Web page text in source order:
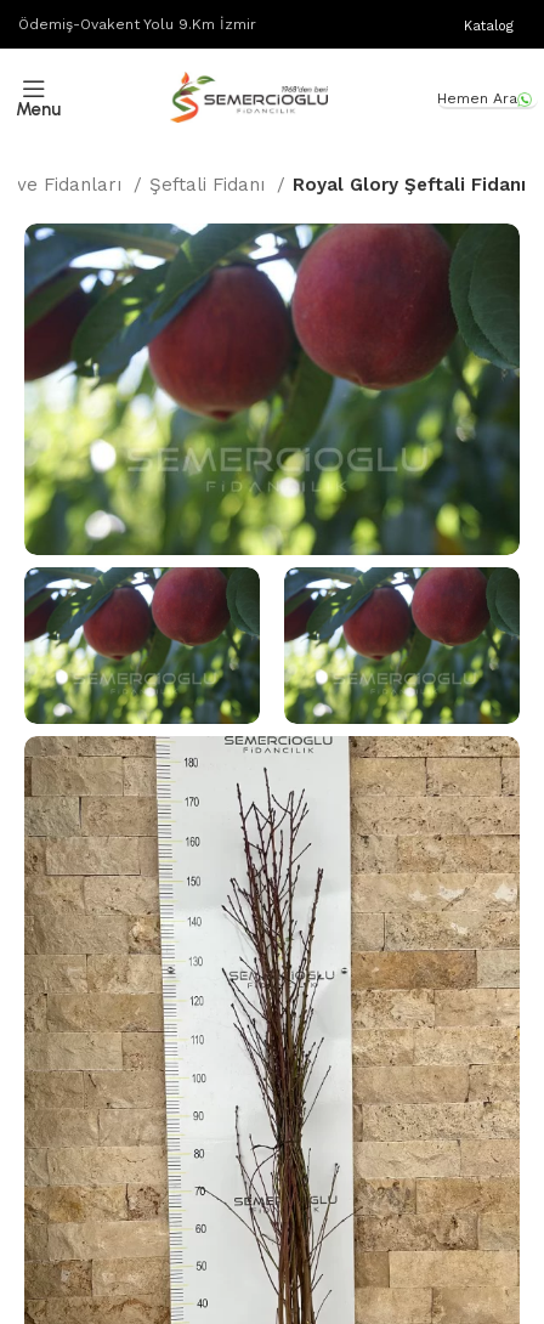
Ödemiş-Ovakent Yolu 9.Km İzmir Katalog
Menu Hemen Ara
Fidanları Şeftali Fidanı Royal Glory Şeftali Fidanı